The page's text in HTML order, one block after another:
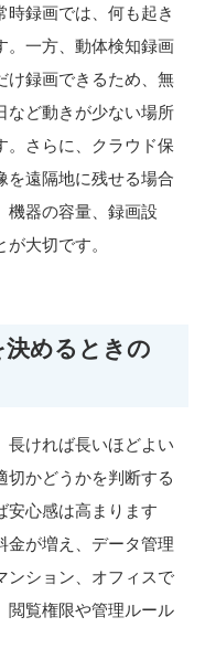
時録画では、何も起き
。一方、動体検知録画
け録画できるため、無
など動きが少ない場所
。さらに、クラウド保
を遠隔地に残せる場合
機器の容量、録画設
大切です。
決めるときの
長ければ長いほどよい
切かどうかを判断する
安心感は高まります
金が増え、データ管理
ンション、オフィスで
閲覧権限や管理ルール